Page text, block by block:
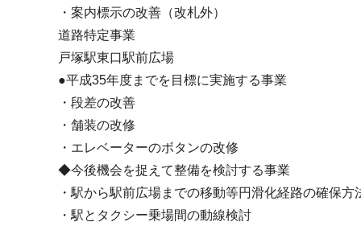
・案内標示の改善（改札外）
道路特定事業
戸塚駅東口駅前広場
●平成35年度までを目標に実施する事業
・段差の改善
・舗装の改修
・エレベーターのボタンの改修
◆今後機会を捉えて整備を検討する事業
・駅から駅前広場までの移動等円滑化経路の確保方
・駅とタクシー乗場間の動線検討